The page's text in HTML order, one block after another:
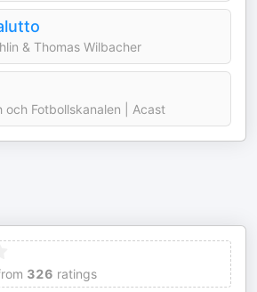
& Thomas Wilbacher
och Fotbollskanalen | Acast
326 ratings